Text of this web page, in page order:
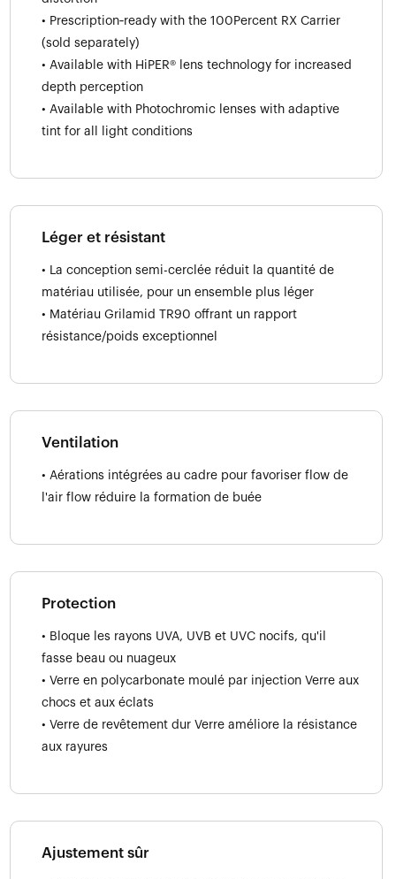
• Prescription‑ready with the 100Percent RX Carrier
(sold separately)
• Available with HiPER® lens technology for increased
depth perception
• Available with Photochromic lenses with adaptive
tint for all light conditions
Léger et résistant
• La conception semi-cerclée réduit la quantité de
matériau utilisée, pour un ensemble plus léger
• Matériau Grilamid TR90 offrant un rapport
résistance/poids exceptionnel
Ventilation
• Aérations intégrées au cadre pour favoriser flow de
l'air flow réduire la formation de buée
Protection
• Bloque les rayons UVA, UVB et UVC nocifs, qu'il
fasse beau ou nuageux
• Verre en polycarbonate moulé par injection Verre aux
chocs et aux éclats
• Verre de revêtement dur Verre améliore la résistance
aux rayures
Ajustement sûr